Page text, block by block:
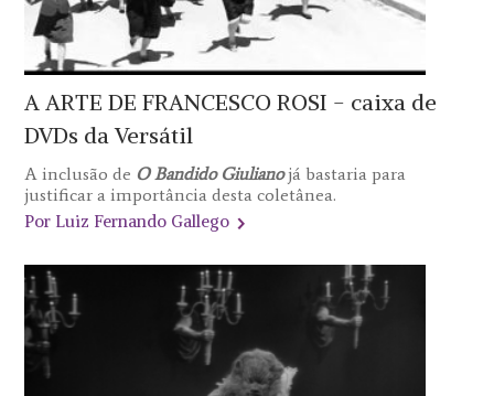
A ARTE DE FRANCESCO ROSI - caixa de
DVDs da Versátil
A inclusão de O Bandido Giulianojá bastaria para
justificar a importância desta coletânea.
Por Luiz Fernando Gallego